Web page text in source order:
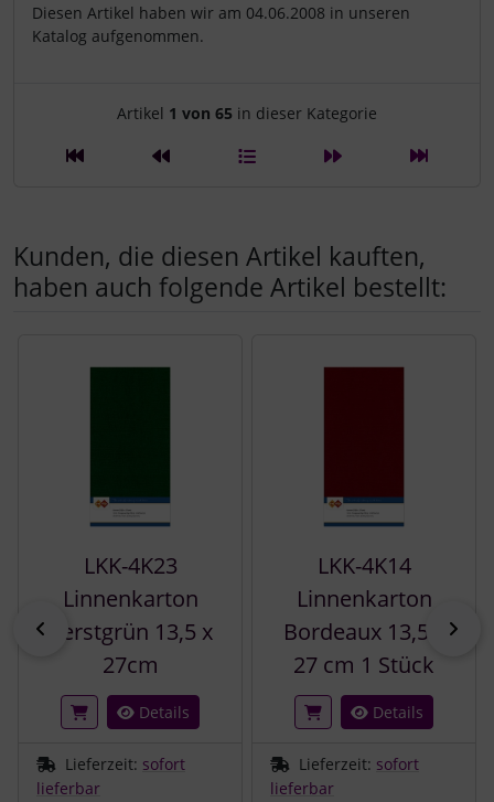
Diesen Artikel haben wir am 04.06.2008 in unseren
Katalog aufgenommen.
Artikelnavigation innerhalb
Artikel 1 von 65 in dieser Kategorie
Kunden, die diesen Artikel kauften,
haben auch folgende Artikel bestellt:
zurück
LKK-4K23
Linnenkarton
Kerstgrün 13,5 x
27cm
Details
Lieferzeit: sofort
lieferbar
LKK-4K14
Linnenkarton
Bordeaux 13,5 x
27 cm 1 Stück
Details
Lieferzeit: sofort
lieferbar